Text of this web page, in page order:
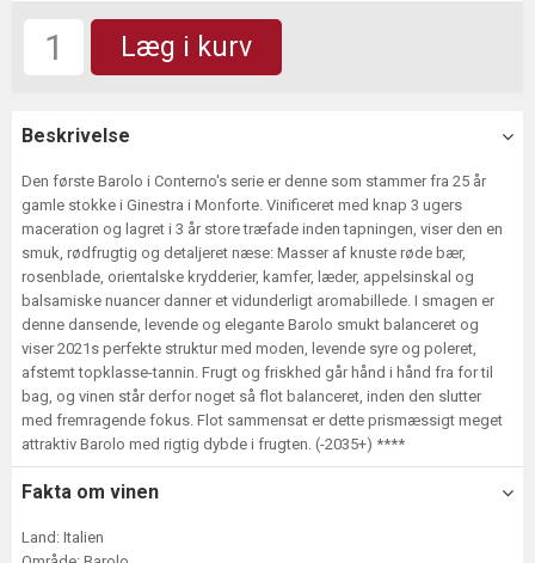
Læg i kurv
Beskrivelse
Den første Barolo i Conterno's serie er denne som stammer fra 25 år
gamle stokke i Ginestra i Monforte. Vinificeret med knap 3 ugers
maceration og lagret i 3 år store træfade inden tapningen, viser den en
smuk, rødfrugtig og detaljeret næse: Masser af knuste røde bær,
rosenblade, orientalske krydderier, kamfer, læder, appelsinskal og
balsamiske nuancer danner et vidunderligt aromabillede. I smagen er
denne dansende, levende og elegante Barolo smukt balanceret og
viser 2021s perfekte struktur med moden, levende syre og poleret,
afstemt topklasse-tannin. Frugt og friskhed går hånd i hånd fra for til
bag, og vinen står derfor noget så flot balanceret, inden den slutter
med fremragende fokus. Flot sammensat er dette prismæssigt meget
attraktiv Barolo med rigtig dybde i frugten. (-2035+) ****
Fakta om vinen
Land: Italien